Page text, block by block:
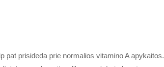
pat prisideda prie normalios vitamino A apykaitos.